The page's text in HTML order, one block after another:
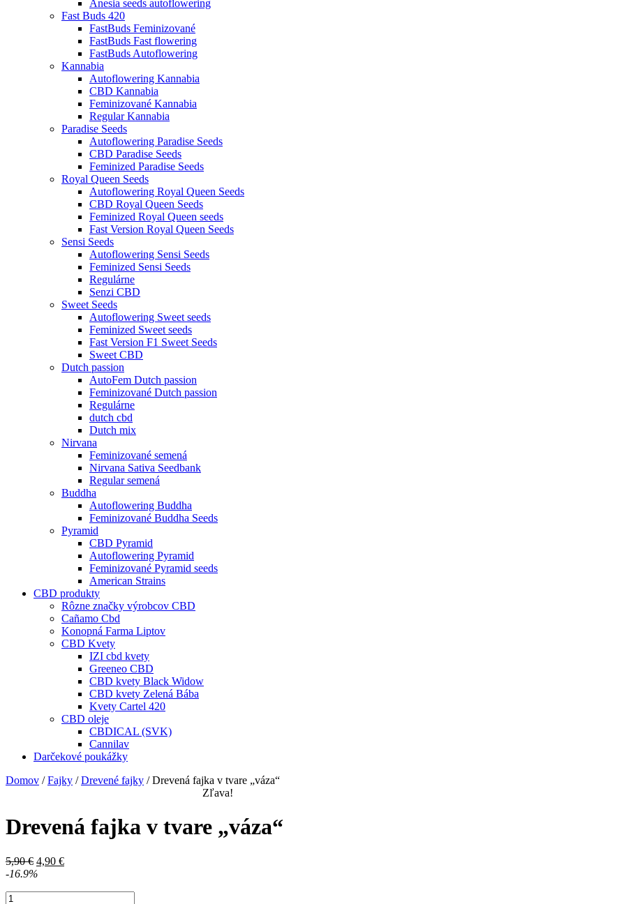
Anesia seeds autoflowering
Fast Buds 420
FastBuds Feminizované
FastBuds Fast flowering
FastBuds Autoflowering
Kannabia
Autoflowering Kannabia
CBD Kannabia
Feminizované Kannabia
Regular Kannabia
Paradise Seeds
Autoflowering Paradise Seeds
CBD Paradise Seeds
Feminized Paradise Seeds
Royal Queen Seeds
Autoflowering Royal Queen Seeds
CBD Royal Queen Seeds
Feminized Royal Queen seeds
Fast Version Royal Queen Seeds
Sensi Seeds
Autoflowering Sensi Seeds
Feminized Sensi Seeds
Regulárne
Senzi CBD
Sweet Seeds
Autoflowering Sweet seeds
Feminized Sweet seeds
Fast Version F1 Sweet Seeds
Sweet CBD
Dutch passion
AutoFem Dutch passion
Feminizované Dutch passion
Regulárne
dutch cbd
Dutch mix
Nirvana
Feminizované semená
Nirvana Sativa Seedbank
Regular semená
Buddha
Autoflowering Buddha
Feminizované Buddha Seeds
Pyramid
CBD Pyramid
Autoflowering Pyramid
Feminizované Pyramid seeds
American Strains
CBD produkty
Rôzne značky výrobcov CBD
Cañamo Cbd
Konopná Farma Liptov
CBD Kvety
IZI cbd kvety
Greeneo CBD
CBD kvety Black Widow
CBD kvety Zelená Bába
Kvety Cartel 420
CBD oleje
CBDICAL (SVK)
Cannilav
Darčekové poukážky
Domov /Fajky /Drevené fajky / Drevená fajka v tvare „váza“
Zľava!
Drevená fajka v tvare „váza“
5,90€ Pôvodná
cena
4,90 €Aktuálna
-16.9%
množstvo